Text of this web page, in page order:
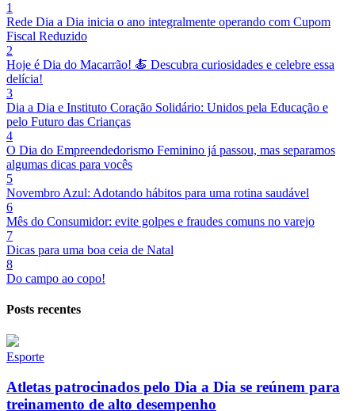
1
Rede Dia a Dia inicia o ano integralmente operando com Cupom
Fiscal Reduzido
2
Hoje é Dia do Macarrão! 🍝 Descubra curiosidades e celebre essa
delícia!
3
Dia a Dia e Instituto Coração Solidário: Unidos pela Educação e
pelo Futuro das Crianças
4
O Dia do Empreendedorismo Feminino já passou, mas separamos
algumas dicas para vocês
5
Novembro Azul: Adotando hábitos para uma rotina saudável
6
Mês do Consumidor: evite golpes e fraudes comuns no varejo
7
Dicas para uma boa ceia de Natal
8
Do campo ao copo!
Posts recentes
Esporte
Atletas patrocinados pelo Dia a Dia se reúnem para
treinamento de alto desempenho